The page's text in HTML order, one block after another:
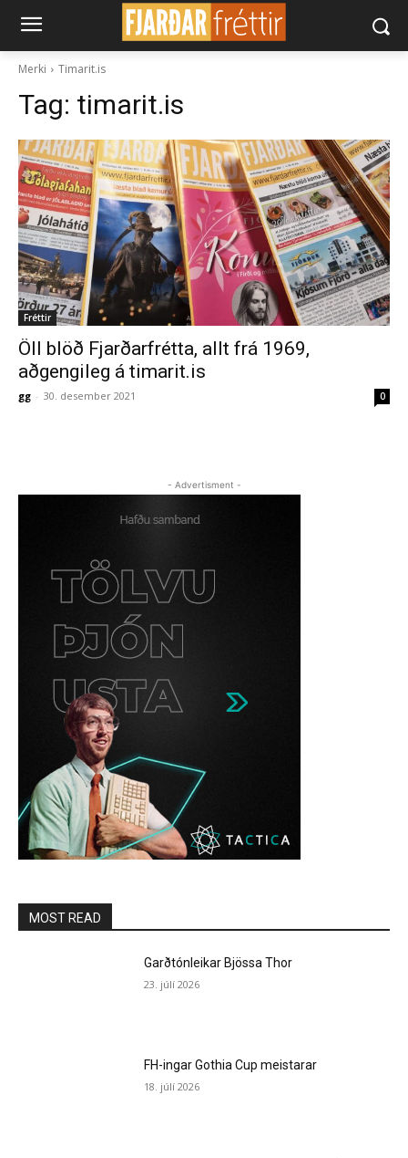
Merki Timarit.is
Tag: timarit.is
Fréttir
Öll blöð Fjarðarfrétta, allt frá 1969,
aðgengileg á timarit.is
gg - 30. desember 2021 0
- Advertisment -
MOST READ
Garðtónleikar Bjössa Thor
23. júlí 2026
FH-ingar Gothia Cup meistarar
18. júlí 2026